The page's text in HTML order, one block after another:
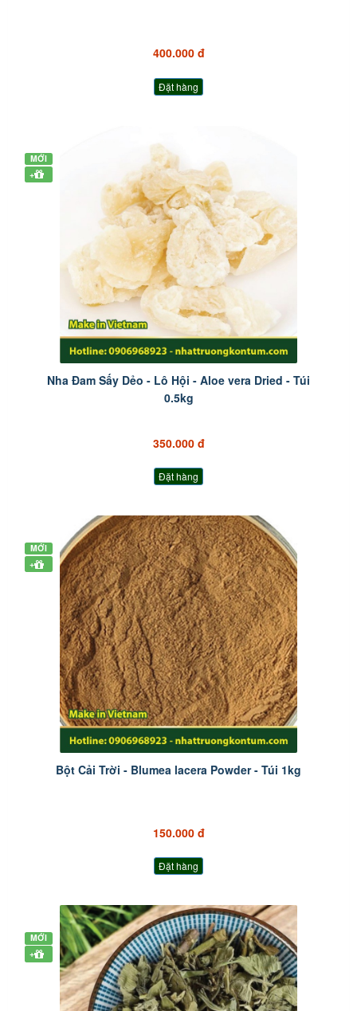
400.000 đ
Đặt hàng
MỚI
+
Nha Đam Sấy Dẻo - Lô Hội - Aloe vera Dried - Túi
0.5kg
350.000 đ
Đặt hàng
MỚI
+
Bột Cải Trời - Blumea lacera Powder - Túi 1kg
150.000 đ
Đặt hàng
MỚI
+